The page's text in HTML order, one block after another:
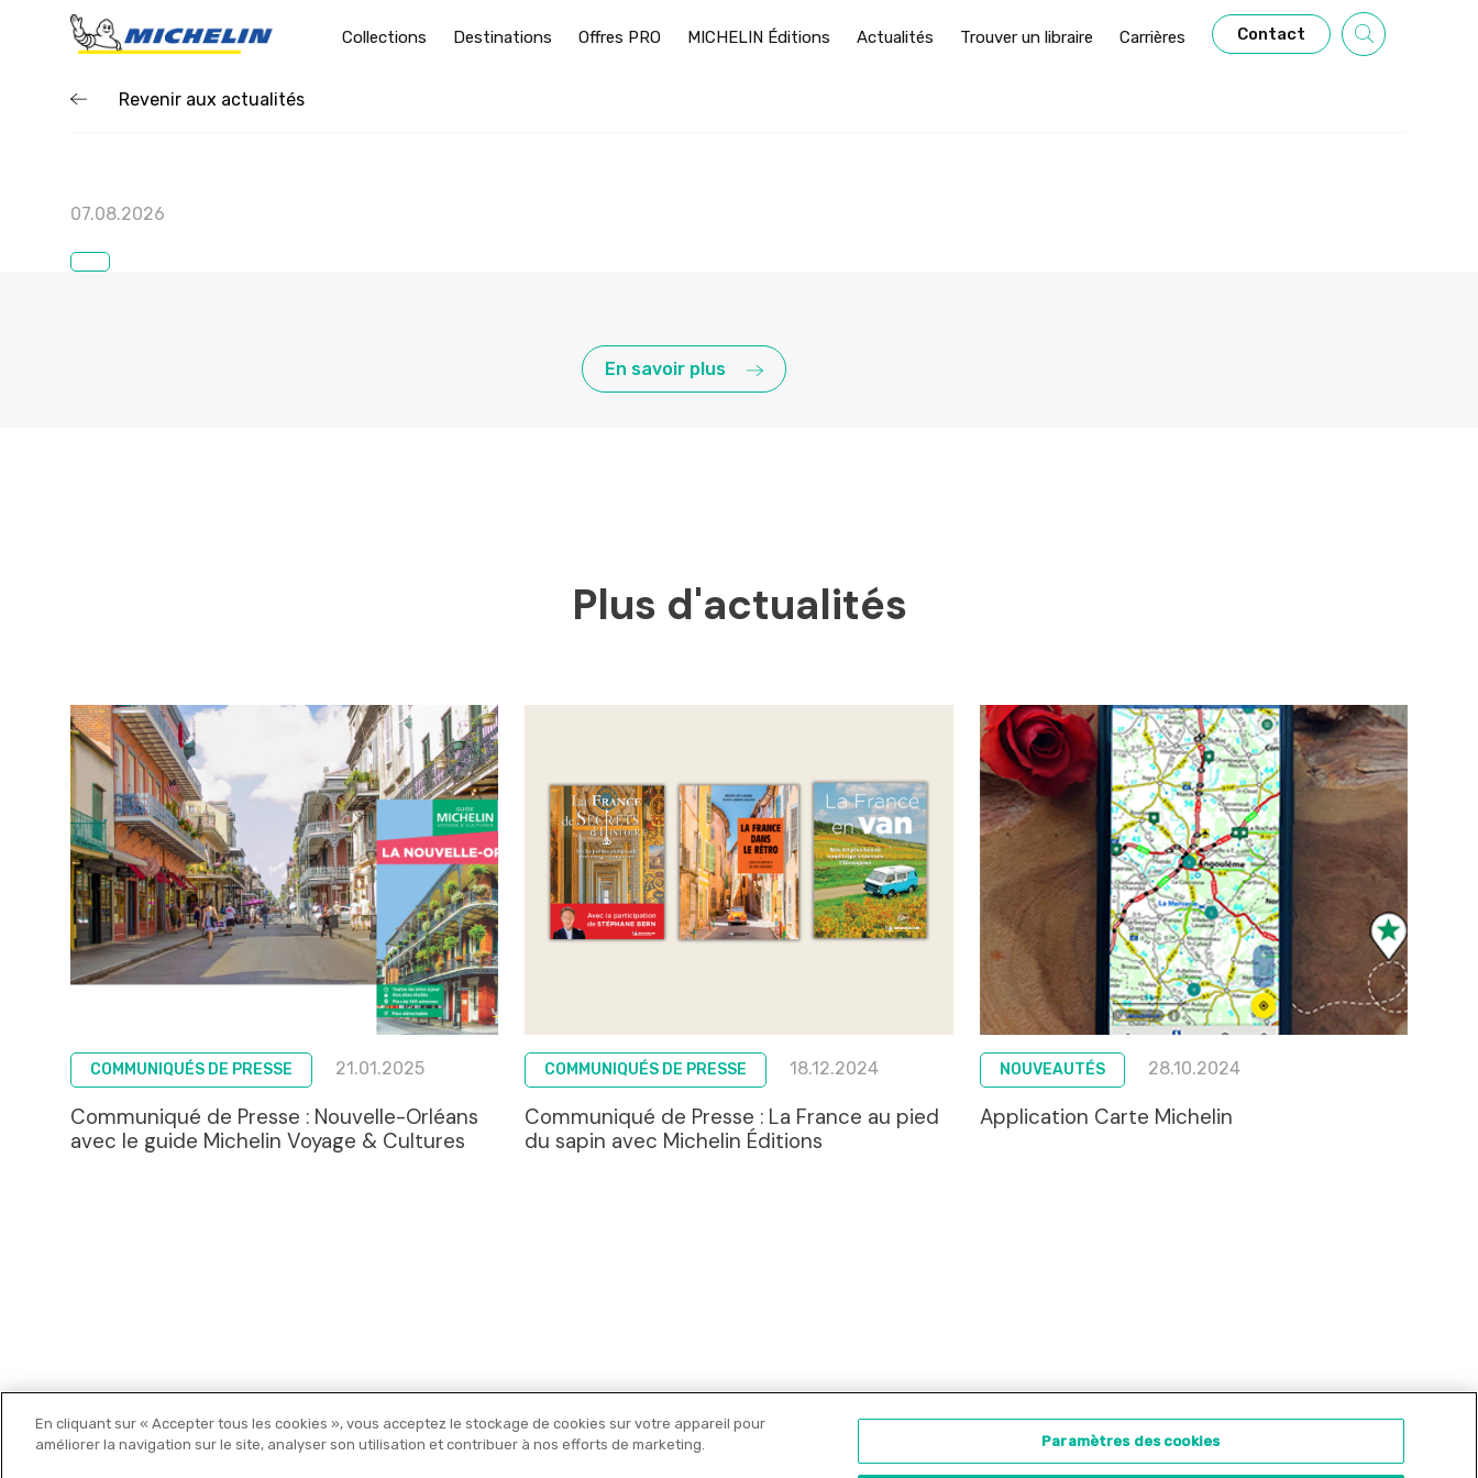
Collections Destinations Offres PRO MICHELIN Éditions Actualités Trouver un libraire Carrières Contact
Revenir aux actualités
07.08.2026
En savoir plus
Plus d'actualités
COMMUNIQUÉS DE PRESSE 21.01.2025
Communiqué de Presse : Nouvelle-Orléans
avec le guide Michelin Voyage & Cultures
COMMUNIQUÉS DE PRESSE 18.12.2024
Communiqué de Presse : La France au pied
du sapin avec Michelin Éditions
NOUVEAUTÉS 28.10.2024
Application Carte Michelin
Michelin Editions Nos libraires Offres PRO
En cliquant sur « Accepter tous les cookies », vous acceptez le stockage de cookies sur votre appareil pour
améliorer la navigation sur le site, analyser son utilisation et contribuer à nos efforts de marketing.
Paramètres des cookies